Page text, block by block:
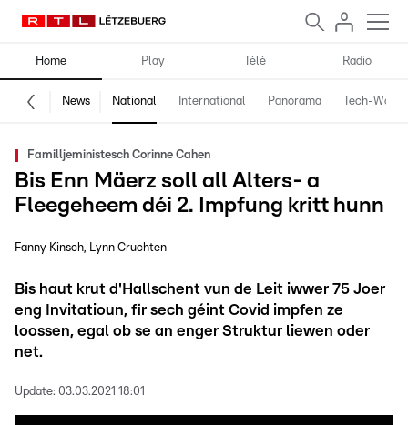
Home Play Télé Radio
News National International Panorama Tech-World
Familljeministesch Corinne Cahen
Bis Enn Mäerz soll all Alters- a
Fleegeheem déi 2. Impfung kritt hunn
Fanny Kinsch Lynn Cruchten
Bis haut krut d'Hallschent vun de Leit iwwer 75 Joer
eng Invitatioun, fir sech géint Covid impfen ze
loossen, egal ob se an enger Struktur liewen oder
net.
Update: 03.03.2021 18:01